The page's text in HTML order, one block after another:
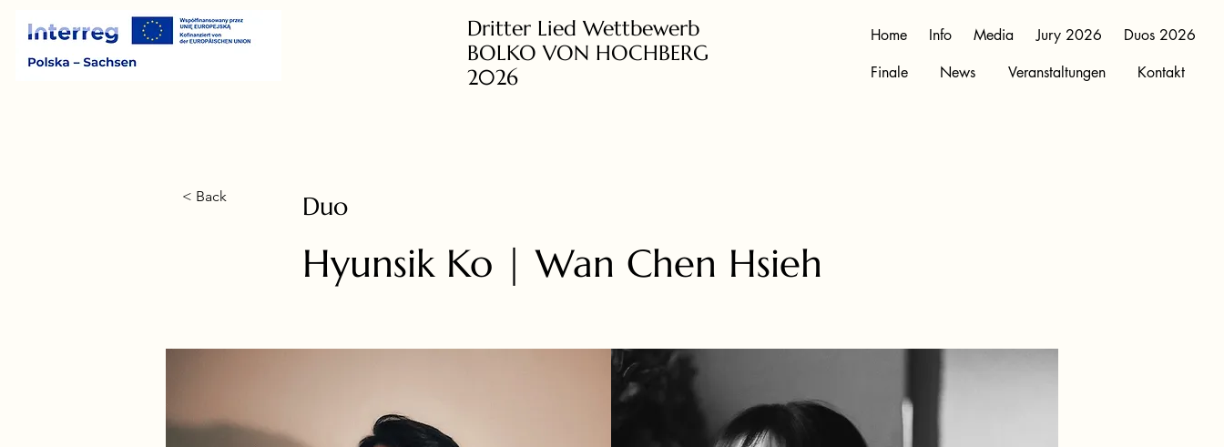
Dritter Lied Wettbewerb
BOLKO VON HOCHBERG
2026
Home Info Media Jury 2026
Duos 2026
Finale
News Veranstaltungen Kontakt
< Back Duo
Hyunsik Ko | Wan Chen Hsieh